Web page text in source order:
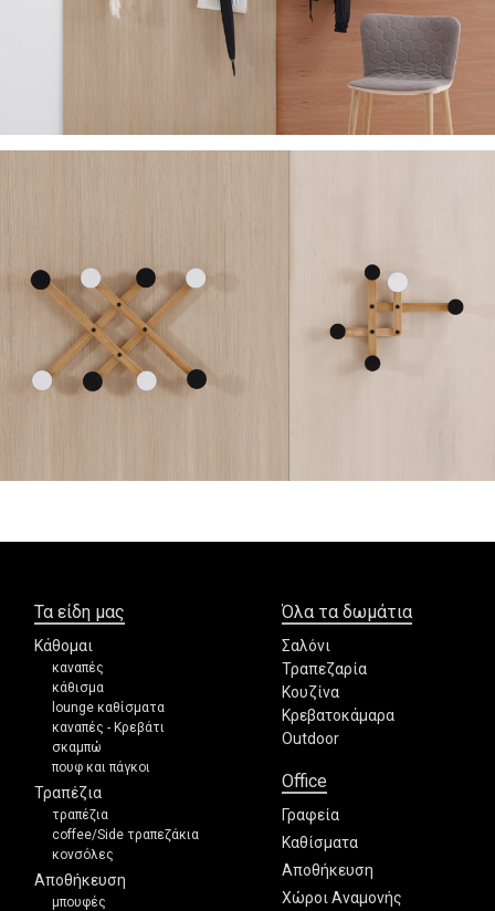
Τα είδη μας
Κάθομαι
καναπές
κάθισμα
lounge καθίσματα
καναπές - Κρεβάτι
σκαμπώ
πουφ και πάγκοι
Τραπέζια
τραπέζια
coffee/Side τραπεζάκια
κονσόλες
Αποθήκευση
μπουφές
Όλα τα δωμάτια
Σαλόνι
Τραπεζαρία
Κουζίνα
Κρεβατοκάμαρα
Outdoor
Office
Γραφεία
Καθίσματα
Αποθήκευση
Χώροι Αναμονής